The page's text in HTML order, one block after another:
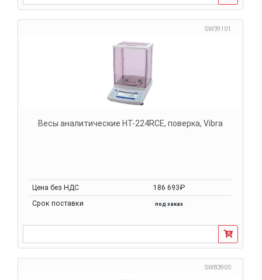
SW39101
Весы аналитические HT-224RCE, поверка, Vibra
Цена без НДС
186 693₽
Срок поставки
под заказ
SW83905